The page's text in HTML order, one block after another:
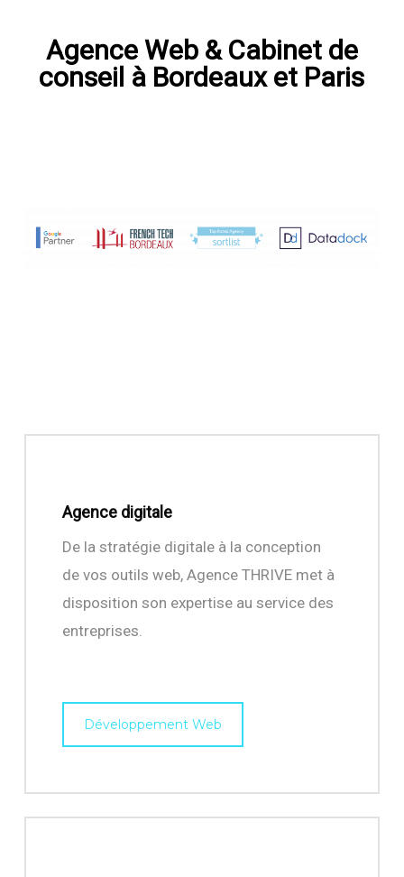
Agence Web & Cabinet de
conseil à Bordeaux et Paris
Agence digitale
De la stratégie digitale à la conception
de vos outils web, Agence THRIVE met à
disposition son expertise au service des
entreprises.
Développement Web